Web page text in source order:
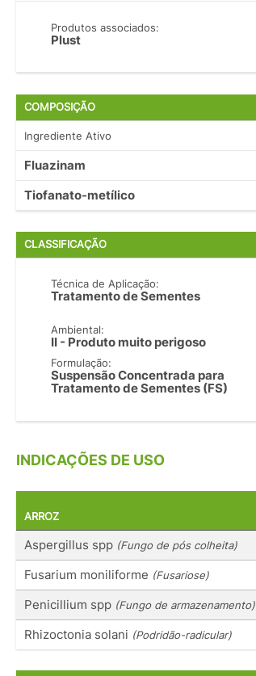
Produtos associados:
Plust
COMPOSIÇÃO
Ingrediente Ativo
Fluazinam
Tiofanato-metílico
CLASSIFICAÇÃO
Técnica de Aplicação:
Tratamento de Sementes
Ambiental:
II - Produto muito perigoso
Formulação:
Suspensão Concentrada para
Tratamento de Sementes (FS)
INDICAÇÕES DE USO
ARROZ
Aspergillus spp (Fungo de pós colheita)
Fusarium moniliforme (Fusariose)
Penicillium spp (Fungo de armazenamento)
Rhizoctonia solani (Podridão-radicular)